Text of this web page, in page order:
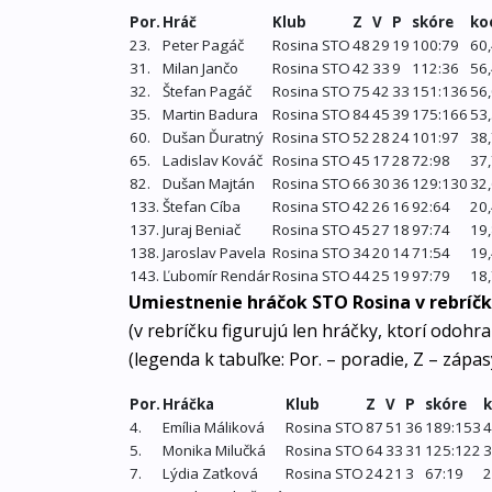
Por. Hráč Klub Z V P skóre
23.
Peter Pagáč Rosina STO4829 19 100:79
31.
Milan Jančo Rosina STO42 339 112:36
32.
Štefan Pagáč Rosina STO7542 33 151:136
35.
Martin Badura Rosina STO 8445 39 175:166
60.
Dušan Ďuratný Rosina STO 522824101:97
65.
Ladislav Kováč Rosina STO45 172872:98
82.
Dušan Majtán Rosina STO66 30 36 129:130
133. Štefan Cíba Rosina STO4226 1692:64
137. Juraj Beniač Rosina STO4527 1897:74
138. Jaroslav Pavela Rosina STO 3420 1471:54
143. Ľubomír RendárRosina STO4425 1997:79
Umiestnenie hráčok STO Rosina v
(v rebríčku figurujú len hráčky, ktorí
(legenda k tabuľke: Por. – poradie, Z –
Por. Hráčka Klub Z V P skóre
4.
Emília Máliková Rosina STO 87 51 36 189:153
5.
Monika Milučká Rosina STO6433 31 125:122
7.
Lýdia Zaťková Rosina STO2421 3 67:19